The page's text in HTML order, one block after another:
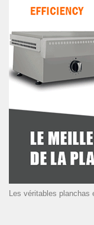
Les véritables planchas